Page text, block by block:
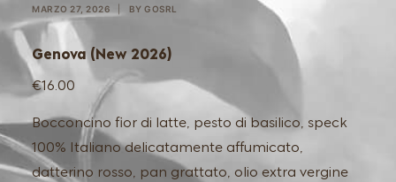
MARZO 27, 2026 BY GOSRL
Genova (New 2026)
€16.00
Bocconcino fior di latte, pesto di basilico, speck
100% Italiano delicatamente affumicato,
datterino rosso, pan grattato, olio extra vergine